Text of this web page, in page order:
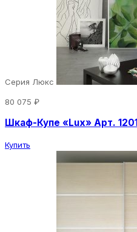
Серия Люкс
80 075 ₽
Шкаф-Купе «Lux» Арт. 1201
Купить